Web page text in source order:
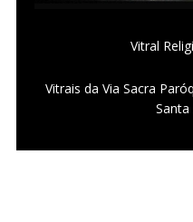
Vitral
Vitrais da Via Sacra
Santa